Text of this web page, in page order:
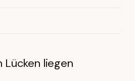
liegen